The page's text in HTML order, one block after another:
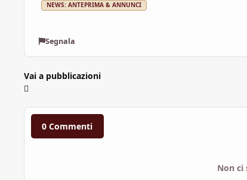
NEWS: ANTEPRIMA & ANNUNCI
Segnala
Vai a pubblicazioni
0 Commenti
Non ci